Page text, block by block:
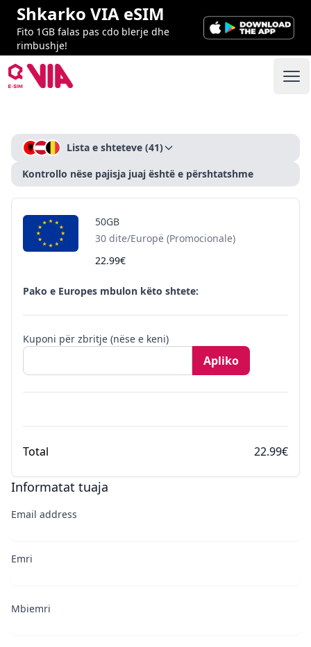
Shkarko VIA eSIM
Fito 1GB falas pas cdo blerje dhe
rimbushje!
VIA ESIM
Checkout Lista e shteteve (41)
Kontrollo nëse pajisja juaj është e përshtatshme
50GB
30 dite/Europë (Promocionale)
22.99€
Pako e Europes mbulon këto shtete:
Kuponi për zbritje (nëse e keni)
Apliko
Total 22.99€
Informatat tuaja
Email address
Emri
Mbiemri